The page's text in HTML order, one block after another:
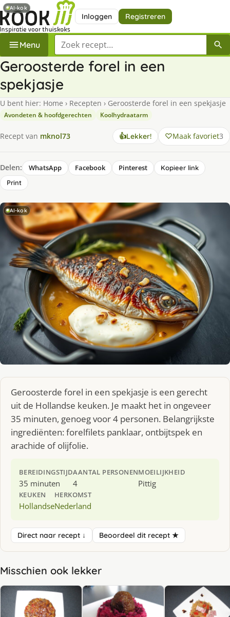
Inloggen Registreren
Menu Zoek een recept
Geroosterde forel in een
spekjasje
U bent hier: Home › Recepten › Geroosterde forel in een spekjasje
Avondeten & hoofdgerechten Koolhydraatarm
Recept van mknol73 👍Lekker! Maak favoriet3
Delen: WhatsApp Facebook Pinterest
Kopieer link
Print
AI-kok
Geroosterde forel in een spekjasje is een gerecht
uit de Hollandse keuken. Je maakt het in ongeveer
35 minuten, genoeg voor 4 personen. Belangrijkste
ingrediënten: forelfilets panklaar, ontbijtspek en
arachide of olijfolie.
BEREIDINGSTIJD
35 minuten
AANTAL PERSONEN
4
MOEILIJKHEID
Pittig
KEUKEN
Hollandse
HERKOMST
Nederland
Direct naar recept ↓ Beoordeel dit recept ★
Misschien ook lekker
AI-kok